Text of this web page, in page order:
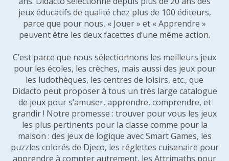
jeux éducatifs de qualité chez plus de 100 éditeurs,
parce que pour nous, « Jouer » et « Apprendre »
peuvent être les deux facettes d’une même action.
C’est parce que nous sélectionnons les meilleurs jeux
pour les écoles, les crèches, mais aussi des jeux pour
les ludothèques, les centres de loisirs, etc., que
Didacto peut proposer à tous un très large catalogue
de jeux pour s’amuser, apprendre, comprendre, et
grandir ! Notre promesse : trouver pour vous les jeux
les plus pertinents pour la classe comme pour la
maison : des jeux de logique avec Smart Games, les
puzzles colorés de Djeco, les réglettes cuisenaire pour
apprendre à compter autrement, les Attrimaths pour